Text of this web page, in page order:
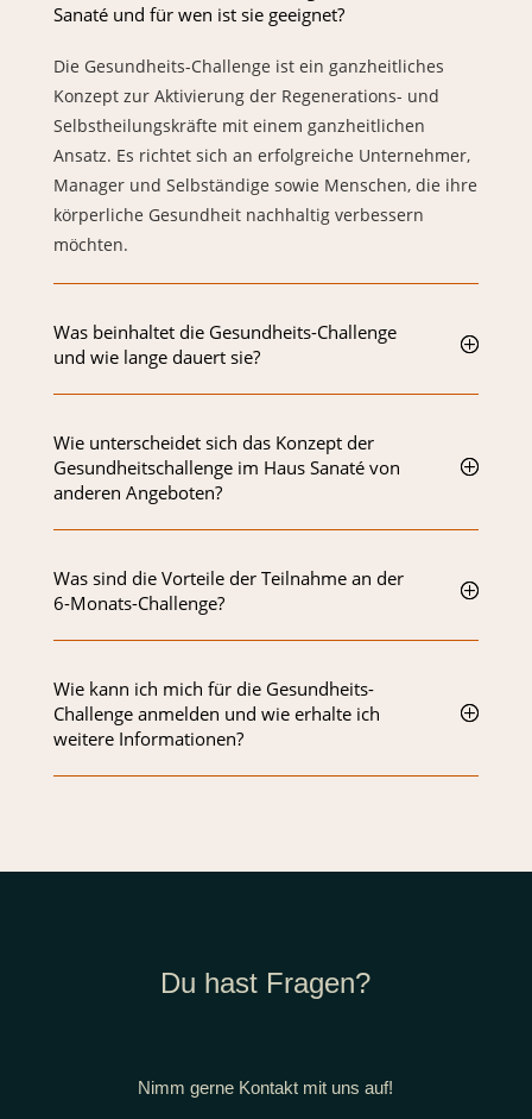
Sanaté und für wen ist sie geeignet?
Die Gesundheits-Challenge ist ein ganzheitliches
Konzept zur Aktivierung der Regenerations- und
Selbstheilungskräfte mit einem ganzheitlichen
Ansatz. Es richtet sich an erfolgreiche Unternehmer,
Manager und Selbständige sowie Menschen, die ihre
körperliche Gesundheit nachhaltig verbessern
möchten.
Was beinhaltet die Gesundheits-Challenge
und wie lange dauert sie?
Wie unterscheidet sich das Konzept der
Gesundheitschallenge im Haus Sanaté von
anderen Angeboten?
Was sind die Vorteile der Teilnahme an der
6-Monats-Challenge?
Wie kann ich mich für die Gesundheits-
Challenge anmelden und wie erhalte ich
weitere Informationen?
Du hast Fragen?
Nimm gerne Kontakt mit uns auf!